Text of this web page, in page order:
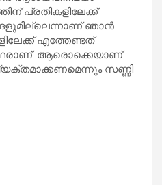
പ്രതികളിലേക്ക്
ഞാൻ
എത്തേണ്ടത്
ആരൊക്കെയാണ്
സണ്ണി